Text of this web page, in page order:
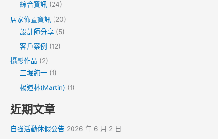
綜合資訊 (24)
居家佈置資訊 (20)
設計師分享 (5)
客戶案例 (12)
攝影作品 (2)
三堀純一 (1)
楊道林(Martin) (1)
近期文章
自強活動休假公告 2026 年 6 月 2 日